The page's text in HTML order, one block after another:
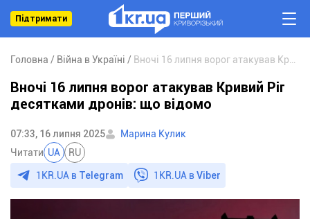
Підтримати
Головна Війна в Україні
Вночі 16 липня ворог атакував Кривий Ріг
десятками дронів: що відомо
07:33, 16 липня 2025
Марина Кулик
Читати UA RU
1KR.UA в Telegram 1KR.UA вViber